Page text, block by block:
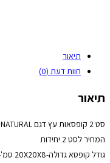
תיאור
חוות דעת (0)
תיאור
סט 2 קופסאות עץ דגם NATURAL
המחיר לסט 2 יחידות
גודל קופסא גדולה-20X20X8 סמ'-משקל 520 גרם